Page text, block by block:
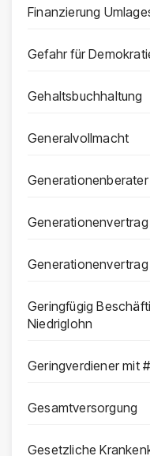
Finanzierung
Gefahr für
Gehaltsbuchhaltung
Generalvollmacht
Generationenberater
Generationenvertrag
Geringfügig
Niedriglohn
Geringverdiener mit
Gesamtversorgung
Gesetzliche